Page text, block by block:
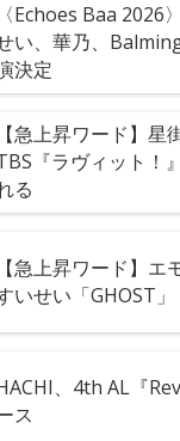
〈Echoes Baa 2026
い、華乃、
決定
【急上昇ワード】星
『ラヴィット！
る
【急上昇ワード】エモ
いせい「GHOST」
、4th AL『
ス